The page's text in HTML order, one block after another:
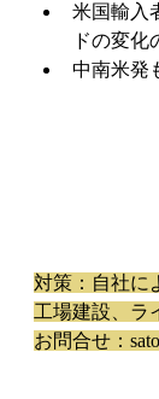
米国輸入
ドの変化
中南米発
対策：自社に
工場建設、ラ
お問合せ：